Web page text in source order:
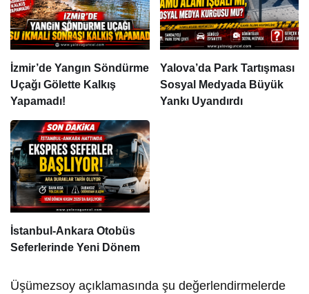
İzmir’de Yangın Söndürme
Uçağı Gölette Kalkış
Yapamadı!
Yalova’da Park Tartışması
Sosyal Medyada Büyük
Yankı Uyandırdı
İstanbul-Ankara Otobüs
Seferlerinde Yeni Dönem
Üşümezsoy açıklamasında şu değerlendirmelerde